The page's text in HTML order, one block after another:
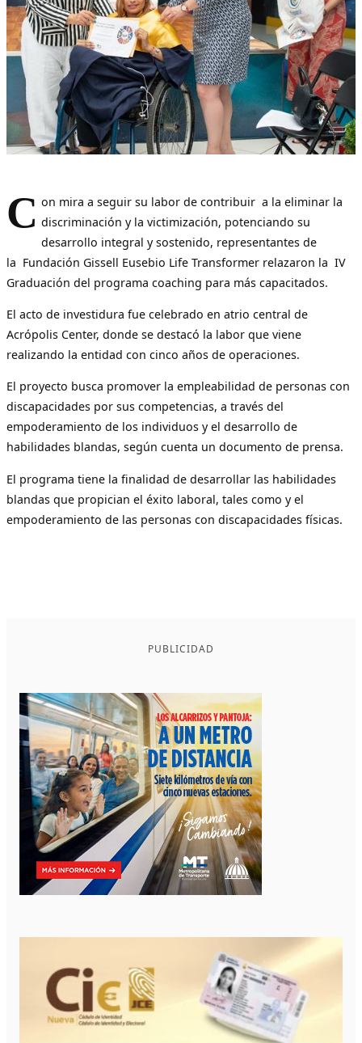
C on mira a seguir su labor de contribuir a la eliminar la
discriminación y la victimización, potenciando su
desarrollo integral y sostenido, representantes de
la Fundación Gissell Eusebio Life Transformer relazaron la IV
Graduación del programa coaching para más capacitados.
El acto de investidura fue celebrado en atrio central de
Acrópolis Center, donde se destacó la labor que viene
realizando la entidad con cinco años de operaciones.
El proyecto busca promover la empleabilidad de personas con
discapacidades por sus competencias, a través del
empoderamiento de los individuos y el desarrollo de
habilidades blandas, según cuenta un documento de prensa.
El programa tiene la finalidad de desarrollar las habilidades
blandas que propician el éxito laboral, tales como y el
empoderamiento de las personas con discapacidades físicas.
PUBLICIDAD